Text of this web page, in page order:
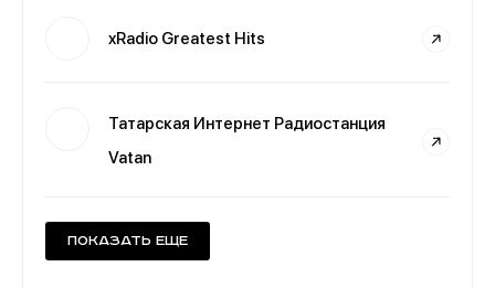
xRadio Greatest Hits
Татарская Интернет Радиостанция
Vatan
Показать еще